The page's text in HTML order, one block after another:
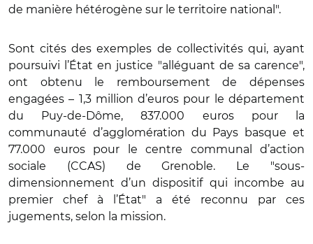
de manière hétérogène sur le territoire national".
Sont cités des exemples de collectivités qui, ayant
poursuivi l’État en justice "alléguant de sa carence",
ont obtenu le remboursement de dépenses
engagées – 1,3 million d’euros pour le département
du Puy-de-Dôme, 837.000 euros pour la
communauté d’agglomération du Pays basque et
77.000 euros pour le centre communal d’action
sociale (CCAS) de Grenoble. Le "sous-
dimensionnement d’un dispositif qui incombe au
premier chef à l’État" a été reconnu par ces
jugements, selon la mission.